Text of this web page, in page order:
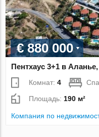
€ 880 000
Пентхаус 3+1 в
Комнат:4
Площадь: 190 м²
Компания по